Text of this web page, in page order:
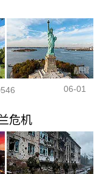
06-01
危机